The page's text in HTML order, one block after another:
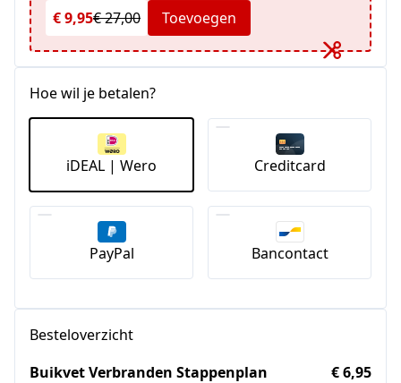
€ 9,95€ 27,00 Toevoegen
Hoe wil je betalen?
iDEAL | Wero Creditcard
PayPal Bancontact
Besteloverzicht
Buikvet Verbranden Stappenplan
€ 6,95